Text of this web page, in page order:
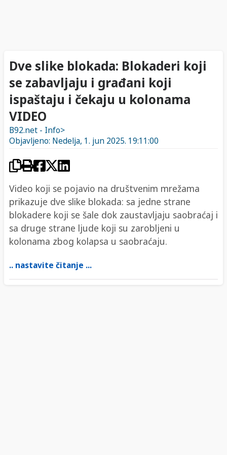
Dve slike blokada: Blokaderi koji
se zabavljaju i građani koji
ispaštaju i čekaju u kolonama
VIDEO
B92.net - Info>
Objavljeno: Nedelja, 1. jun 2025. 19:11:00
Video koji se pojavio na društvenim mrežama
prikazuje dve slike blokada: sa jedne strane
blokadere koji se šale dok zaustavljaju saobraćaj i
sa druge strane ljude koji su zarobljeni u
kolonama zbog kolapsa u saobraćaju.
.. nastavite čitanje ...